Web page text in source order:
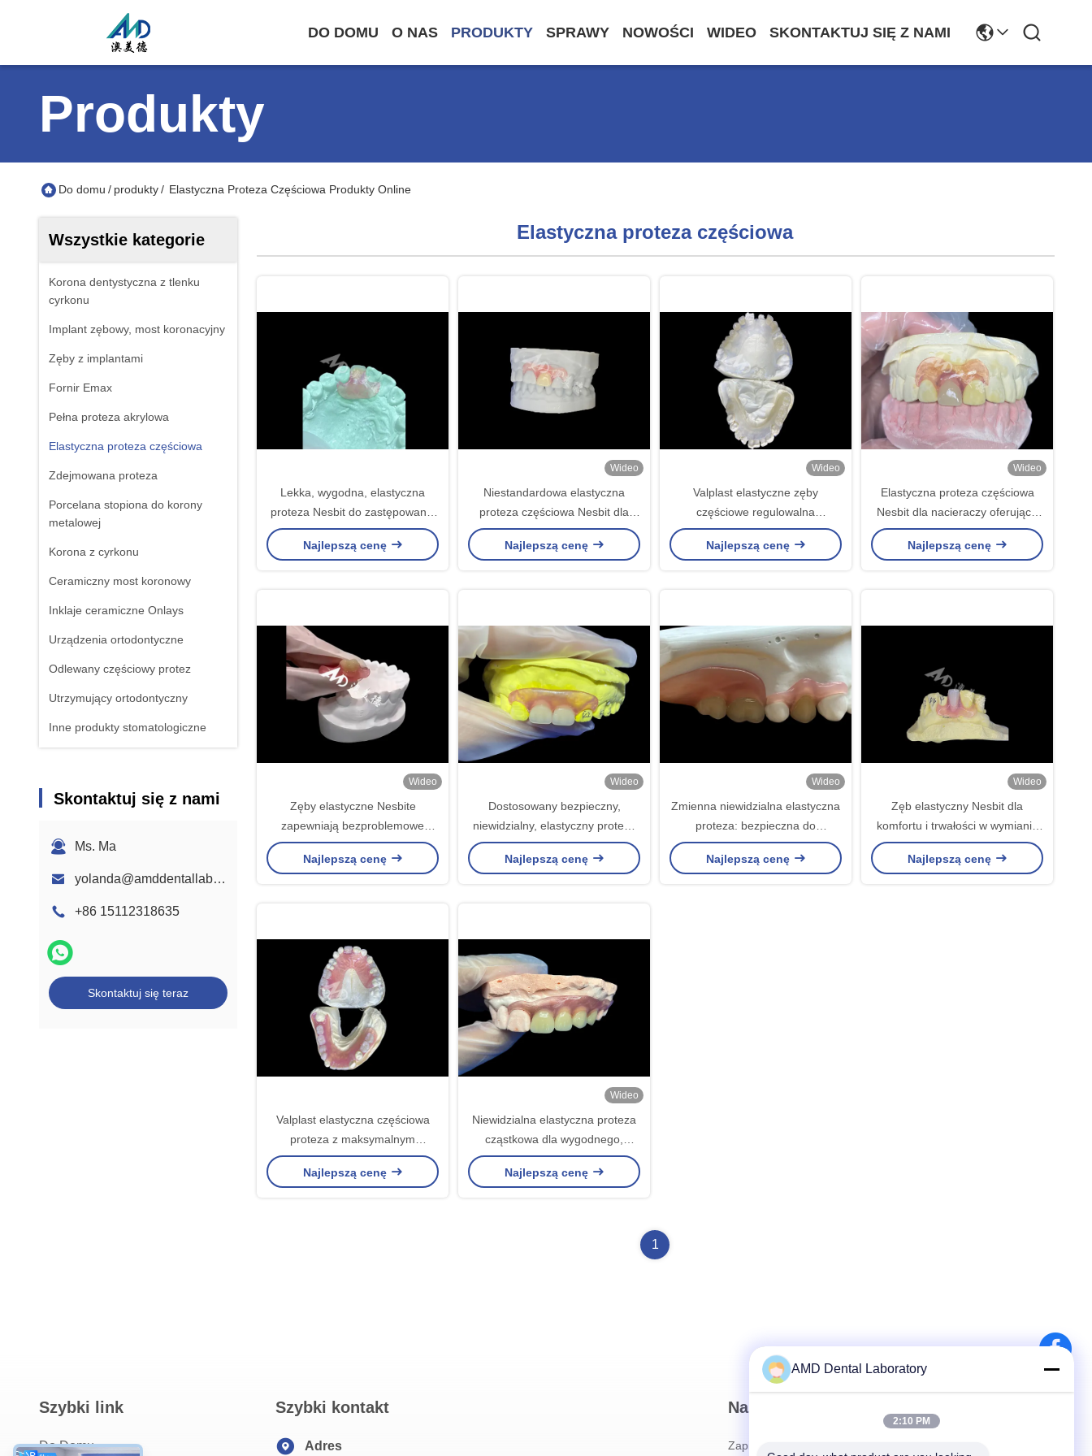
DO DOMU O NAS PRODUKTY SPRAWY NOWOŚCI WIDEO SKONTAKTUJ SIĘ Z NAMI
Produkty
Do domu / produkty/ Elastyczna Proteza Częściowa Produkty Online
Wszystkie kategorie
Korona dentystyczna z tlenku
cyrkonu
Implant zębowy, most koronacyjny
Zęby z implantami
Fornir Emax
Pełna proteza akrylowa
Elastyczna proteza częściowa
Zdejmowana proteza
Porcelana stopiona do korony
metalowej
Korona z cyrkonu
Ceramiczny most koronowy
Inklaje ceramiczne Onlays
Urządzenia ortodontyczne
Odlewany częściowy protez
Utrzymujący ortodontyczny
Inne produkty stomatologiczne
Skontaktuj się z nami
Ms. Ma
yolanda@amddentallab.com
+86 15112318635
Skontaktuj się teraz
Elastyczna proteza częściowa
Lekka, wygodna, elastyczna
proteza Nesbit do zastępowania
pojedynczego zęba
Najlepszą cenę
Wideo
Niestandardowa elastyczna
proteza częściowa Nesbit dla
naturalnego dopasowania i
długotrwałego komfortu
Najlepszą cenę
Wideo
Valplast elastyczne zęby
częściowe regulowalna
konstrukcja dla poprawy żucia i
mówienia
Najlepszą cenę
Wideo
Elastyczna proteza częściowa
Nesbit dla nacieraczy oferująca
bezproblemowe rozwiązanie do
wymiany zębów
Najlepszą cenę
Wideo
Zęby elastyczne Nesbite
zapewniają bezproblemowe
rozwiązanie dla komfortowego i
naturalnego uśmiechu
Najlepszą cenę
Wideo
Dostosowany bezpieczny,
niewidzialny, elastyczny proteza
podeszwowa do komfortowego
żucia i mówienia
Najlepszą cenę
Wideo
Zmienna niewidzialna elastyczna
proteza: bezpieczna do
komfortowego żucia i mówienia z
różną trwałością
Najlepszą cenę
Wideo
Zęb elastyczny Nesbit dla
komfortu i trwałości w wymianie
zęba
Najlepszą cenę
Valplast elastyczna częściowa
proteza z maksymalnym
komfortem i estetyczną
atrakcyjnością
Najlepszą cenę
Wideo
Niewidzialna elastyczna proteza
cząstkowa dla wygodnego,
bezpiecznego i naturalnego
wyglądu
Najlepszą cenę
1
Szybki link
Do Domu
Szybki kontakt
Adres
Nasz biuletyn
Zapisz się do naszego biuletynu z rabatami i innymi
AMD Dental Laboratory
2:10 PM